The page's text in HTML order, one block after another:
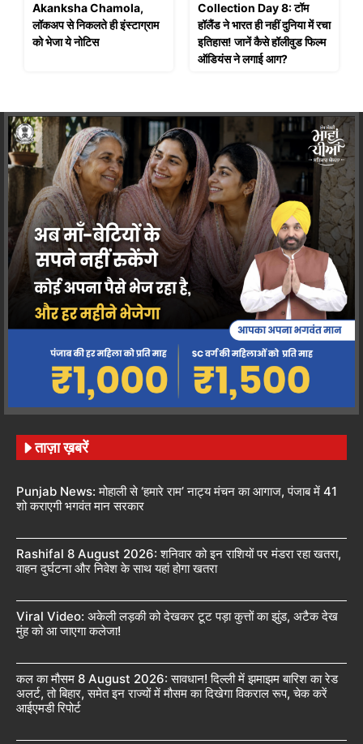
Akanksha Chamola,
लॉकअप से निकलते ही इंस्टाग्राम
को भेजा ये नोटिस
Collection Day 8: टॉम
हॉलैंड ने भारत ही नहीं दुनिया में रचा
इतिहास! जानें कैसे हॉलीवुड फिल्म
ऑडियंस ने लगाई आग?
ताज़ा ख़बरें
Punjab News: मोहाली से ‘हमारे राम’ नाट्य मंचन का आगाज, पंजाब में 41
शो कराएगी भगवंत मान सरकार
Rashifal 8 August 2026: शनिवार को इन राशियों पर मंडरा रहा खतरा,
वाहन दुर्घटना और निवेश के साथ यहां होगा खतरा
Viral Video: अकेली लड़की को देखकर टूट पड़ा कुत्तों का झुंड, अटैक देख
मुंह को आ जाएगा कलेजा!
कल का मौसम 8 August 2026: सावधान! दिल्ली में झमाझम बारिश का रेड
अलर्ट, तो बिहार, समेत इन राज्यों में मौसम का दिखेगा विकराल रूप, चेक करें
आईएमडी रिपोर्ट